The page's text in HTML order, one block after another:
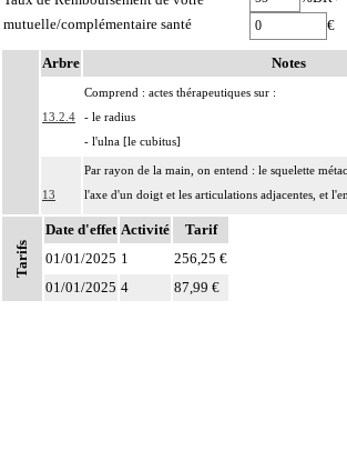
mutuelle/complémentaire santé
€
Arbre Notes
13.2.4
Comprend : actes thérapeutiques sur :
- le radius
- l'ulna [le cubitus]
13
Par rayon de la main, on entend : le squelette
l'axe d'un doigt et les articulations adjacentes, et
des paquets vasculonerveux correspondants.
13
Par fracture complexe, on entend : fracture osseuse
- incoercible après réduction,
Tarifs
Date d'effet Activité
Tarif
01/01/2025 1
256,25 €
01/01/2025 4 87,99 €